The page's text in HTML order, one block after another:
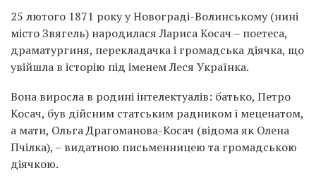
25 лютого 1871 року у Новограді-Волинському (нині
містоЗвягель) народилася Лариса Косач – поетеса,
драматургиня, перекладачка і громадська діячка, що
увійшла в історію під іменем Леся Українка.
Вона виросла в родині інтелектуалів: батько, Петро
Косач, був дійсним статським радником і меценатом,
а мати, Ольга Драгоманова-Косач (відома як Олена
Пчілка), – видатною письменницею та громадською
діячкою.